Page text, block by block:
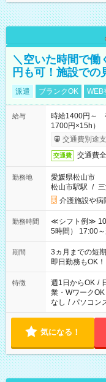
＼空いた時間で働
円も可！施設での
派遣 ブランクOK WEB
給与
時給1400円～
1700円×15h）
交通費別途
交通費 交通費
勤務地
愛媛県松山市
松山市駅駅 /
介護施設や
勤務時間
≪シフト例≫
5時間） 17:00～翌
働く時間は調整
期間
3ヵ月までの短
即日勤務もOK！
特徴 週1日からOK /
業・WワークOK
なし / パソコン
気になる！